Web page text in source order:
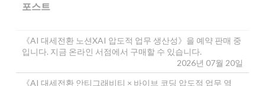
포스트
《AI 대세전환 노션XAI 압도적 업무 생산성》을 예약 판매 중
입니다. 지금 온라인 서점에서 구매할 수 있습니다.
2026년 07월 20일
《AI 대세전환 안티그래비티 × 바이브 코딩 압도적 업무 역